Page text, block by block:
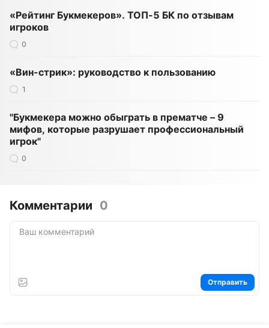
«Рейтинг Букмекеров». ТОП-5 БК по отзывам
игроков
0
«Вин-стрик»: руководство к пользованию
1
"Букмекера можно обыграть в прематче – 9
мифов, которые разрушает профессиональный
игрок"
0
Комментарии 0
Отправить